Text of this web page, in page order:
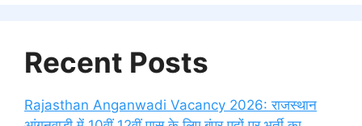
Recent Posts
Rajasthan Anganwadi Vacancy 2026: राजस्थान